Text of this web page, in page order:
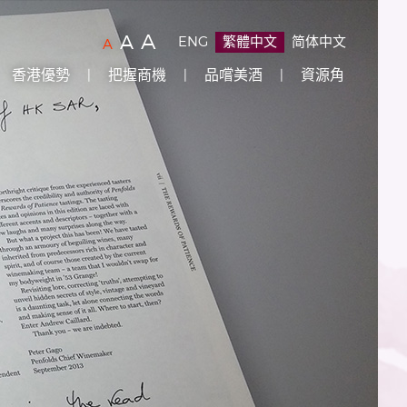
字
大
(A) 字
型
大
小：
大
(A) 字
型
大
小：
最
大
(
A) ENG 繁體中文 简体中文
香港優勢 把握商機 品嚐美酒 資源角